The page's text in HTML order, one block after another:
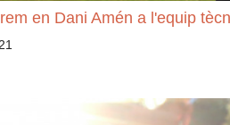
en Dani Amén a l'equip